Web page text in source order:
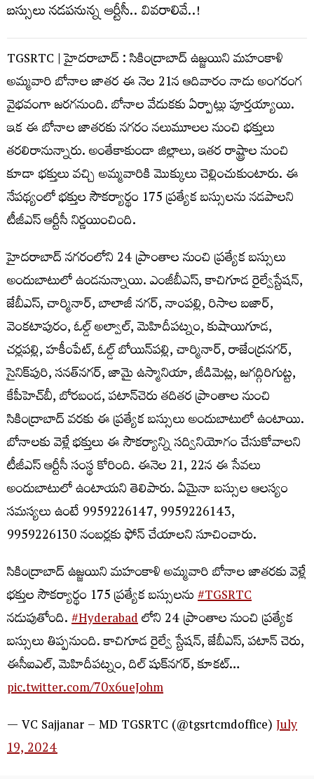
TGSRTC | హైద‌రాబాద్ : సికింద్రాబాద్‌ ఉజ్జయిని మహంకాళి
అమ్మవారి బోనాల జాతర ఈ నెల 21న ఆదివారం నాడు అంగ‌రంగ
వైభ‌వంగా జ‌ర‌గ‌నుంది. బోనాల వేడుక‌కు ఏర్పాట్లు పూర్త‌య్యాయి.
ఇక ఈ బోనాల జాత‌ర‌కు న‌గ‌రం న‌లుమూలల నుంచి భ‌క్తులు
త‌ర‌లిరానున్నారు. అంతేకాకుండా జిల్లాలు, ఇత‌ర రాష్ట్రాల నుంచి
కూడా భ‌క్తులు వ‌చ్చి అమ్మ‌వారికి మొక్కులు చెల్లించుకుంటారు. ఈ
నేప‌థ్యంలో భక్తుల సౌకర్యార్థం 175 ప్రత్యేక బస్సులను న‌డ‌పాల‌ని
టీజీఎస్ ఆర్టీసీ నిర్ణ‌యించింది.
హైద‌రాబాద్ న‌గ‌రంలోని 24 ప్రాంతాల నుంచి ప్రత్యేక బస్సులు
అందుబాటులో ఉండ‌నున్నాయి. ఎంజీబీఎస్, కాచిగూడ రైల్వేస్టేష‌న్,
జేబీఎస్, చార్మినార్, బాలాజీ న‌గ‌ర్, నాంప‌ల్లి, రిసాల బ‌జార్,
వెంక‌టాపురం, ఓల్డ్ అల్వాల్, మెహిదీప‌ట్నం, కుషాయిగూడ‌,
చ‌ర్ల‌పల్లి, హ‌కీంపేట్, ఓల్డ్ బోయిన్‌ప‌ల్లి, చార్మినార్, రాజేంద్ర‌న‌గ‌ర్,
సైనిక్‌పురి, స‌న‌త్‌న‌గ‌ర్, జామై ఉస్మానియా, జీడిమెట్ల‌, జ‌గద్గిరిగుట్ట‌,
కేపీహెచ్‌బీ, బోరబండ‌, ప‌టాన్‌చెరు తదితర ప్రాంతాల నుంచి
సికింద్రాబాద్ వరకు ఈ ప్రత్యేక బస్సులు అందుబాటులో ఉంటాయి.
బోనాలకు వెళ్లే భక్తులు ఈ సౌకర్యాన్ని సద్వినియోగం చేసుకోవాలని
టీజీఎస్ ఆర్టీసీ సంస్థ కోరింది. ఈనెల 21, 22న ఈ సేవలు
అందుబాటులో ఉంటాయని తెలిపారు. ఏమైనా బస్సుల ఆలస్యం
సమస్యలు ఉంటే 9959226147, 9959226143,
9959226130 నంబర్లకు ఫోన్‌ చేయాలని సూచించారు.
సికింద్రాబాద్‌ ఉజ్జయిని మహంకాళి అమ్మవారి బోనాల జాతరకు వెళ్లే
భక్తుల సౌకర్యార్థం 175 ప్రత్యేక బస్సులను#TGSRTC
నడుపుతోంది.#Hyderabadలోని 24 ప్రాంతాల నుంచి ప్రత్యేక
బస్సులు తిప్పనుంది. కాచిగూడ రైల్వే స్టేషన్, జేబీఎస్, పటాన్‌ చెరు,
ఈసీఐఎల్‌, మెహిదీపట్నం, దిల్‌ షుక్‌నగర్‌, కూకట్…
pic.twitter.com/70x6ueJohm
— VC Sajjanar – MD TGSRTC (@tgsrtcmdoffice)July
19, 2024